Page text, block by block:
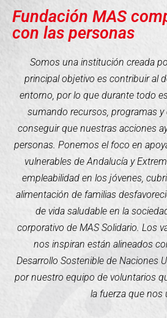
Fundación MAS
con las personas
Somos una institución creada
principal objetivo es contribuir al
entorno, por lo que durante todo
sumando recursos, programas y
conseguir que nuestras acciones
personas. Ponemos el foco en
vulnerables de Andalucía y
empleabilidad en los jóvenes,
alimentación de familias
de vida saludable en la
corporativo de MAS Solidario. Los
nos inspiran están alineados
Desarrollo Sostenible de Naciones
por nuestro equipo de voluntarios
la fuerza que nos